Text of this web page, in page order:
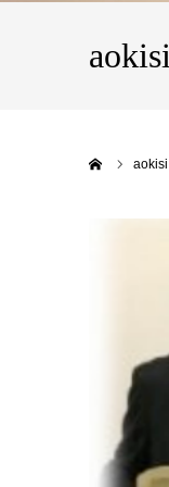
aokisi
aokisi